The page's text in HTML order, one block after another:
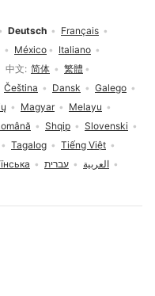
Deutsch
Français
México
Italiano
中文 简体
繁體
Čeština Dansk
Galego
Magyar
Melayu
Shqip
Slovenski
Tagalog
Tiếng Việt
עברית
العربية